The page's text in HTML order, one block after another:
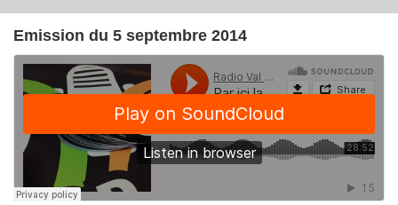
Emission du 5 septembre 2014